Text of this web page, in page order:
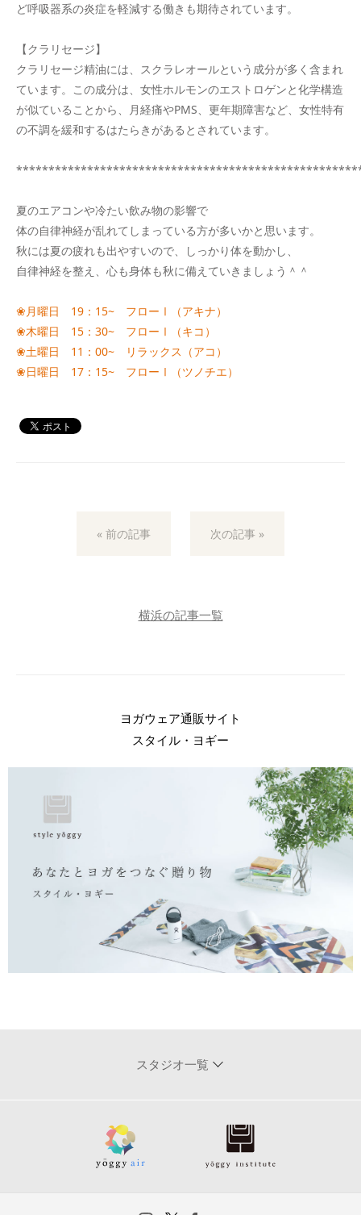
ど呼吸器系の炎症を軽減する働きも期待されています。
【クラリセージ】
クラリセージ精油には、スクラレオールという成分が多く含まれ
ています。この成分は、女性ホルモンのエストロゲンと化学構造
が似ていることから、月経痛やPMS、更年期障害など、女性特有
の不調を緩和するはたらきがあるとされています。
夏のエアコンや冷たい飲み物の影響で
体の自律神経が乱れてしまっている方が多いかと思います。
秋には夏の疲れも出やすいので、しっかり体を動かし、
自律神経を整え、心も身体も秋に備えていきましょう＾＾
❀月曜日 19：15~ フローⅠ（アキナ）
❀木曜日 15：30~ フローⅠ（キコ）
❀土曜日 11：00~ リラックス（アコ）
❀日曜日 17：15~ フローⅠ（ツノチエ）
« 前の記事 次の記事 »
横浜の記事一覧
ヨガウェア通販サイト
スタイル・ヨギー
スタジオ一覧